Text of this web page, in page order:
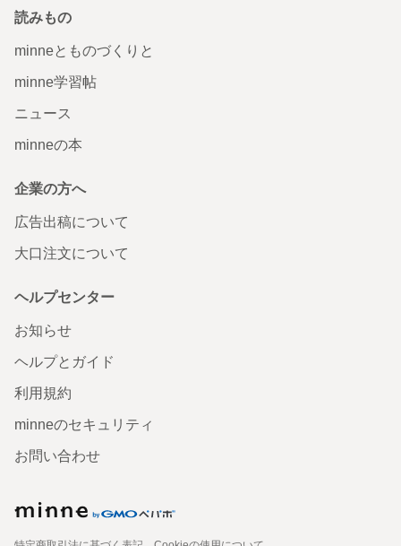
読みもの
minneとものづくりと
minne学習帖
ニュース
minneの本
企業の方へ
広告出稿について
大口注文について
ヘルプセンター
お知らせ
ヘルプとガイド
利用規約
minneのセキュリティ
お問い合わせ